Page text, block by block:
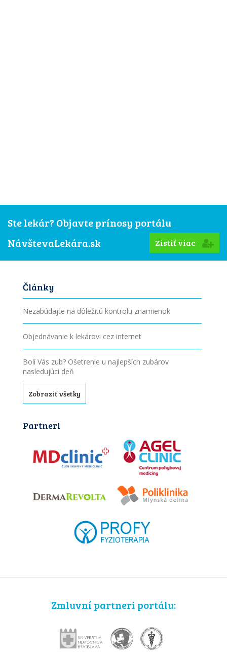
Ste lekár? Objavte prínosy portálu
NávštevaLekára.sk
Zistiť viac
Články
Nezabúdajte na dôležitú kontrolu znamienok
Objednávanie k lekárovi cez internet
Bolí Vás zub? Ošetrenie u najlepších zubárov
nasledujúci deň
Zobraziť všetky
Partneri
Zmluvní partneri portálu: